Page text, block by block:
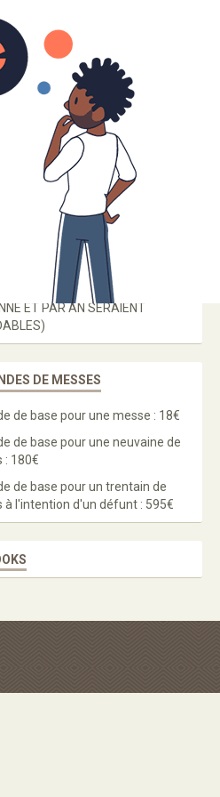
YouTube Vidéos populaires
VOUS EST UTILE, MERCI DE
DON VIA
PAYPAL OU
DÉVELOPPEMENT (2€ PAR
ET PAR AN SERAIENT
DE MESSES
de base pour une messe : 18€
de base pour une neuvaine de
: 180€
de base pour un trentain de
à l'intention d'un défunt : 595€